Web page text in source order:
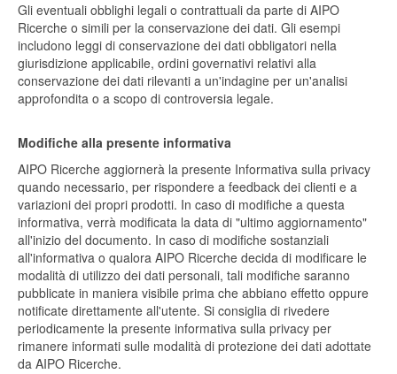
Gli eventuali obblighi legali o contrattuali da parte di AIPO
Ricerche o simili per la conservazione dei dati. Gli esempi
includono leggi di conservazione dei dati obbligatori nella
giurisdizione applicabile, ordini governativi relativi alla
conservazione dei dati rilevanti a un'indagine per un'analisi
approfondita o a scopo di controversia legale.
Modifiche alla presente informativa
AIPO Ricerche aggiornerà la presente Informativa sulla privacy
quando necessario, per rispondere a feedback dei clienti e a
variazioni dei propri prodotti. In caso di modifiche a questa
informativa, verrà modificata la data di "ultimo aggiornamento"
all'inizio del documento. In caso di modifiche sostanziali
all'informativa o qualora AIPO Ricerche decida di modificare le
modalità di utilizzo dei dati personali, tali modifiche saranno
pubblicate in maniera visibile prima che abbiano effetto oppure
notificate direttamente all'utente. Si consiglia di rivedere
periodicamente la presente informativa sulla privacy per
rimanere informati sulle modalità di protezione dei dati adottate
da AIPO Ricerche.